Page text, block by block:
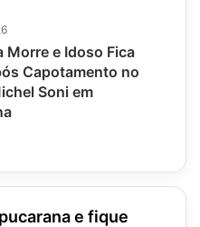
Morre e Idoso Fica
Capotamento no
Soni em
e fique